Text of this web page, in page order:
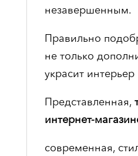
незавершенным.
Правильно
не только
украсит
Представленная,
интернет-
современная,